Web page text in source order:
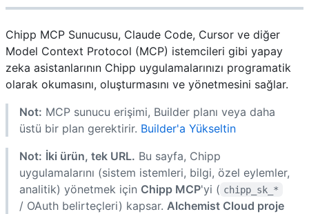
Chipp MCP Sunucusu, Claude Code, Cursor ve diğer
Model Context Protocol (MCP) istemcileri gibi yapay
zeka asistanlarının Chipp uygulamalarınızı programatik
olarak okumasını, oluşturmasını ve yönetmesini sağlar.
Not: MCP sunucu erişimi, Builder planı veya daha
üstü bir plan gerektirir. Builder'a Yükseltin
Not: İki ürün, tek URL. Bu sayfa, Chipp
uygulamalarını (sistem istemleri, bilgi, özel eylemler,
analitik) yönetmek için Chipp MCP'yi ( chipp_sk_*
/ OAuth belirteçleri) kapsar. Alchemist Cloud proje